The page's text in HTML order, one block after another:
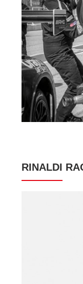
RINALDI